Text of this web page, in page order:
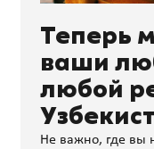
Теперь
ваши
любой
Не важно, где вы